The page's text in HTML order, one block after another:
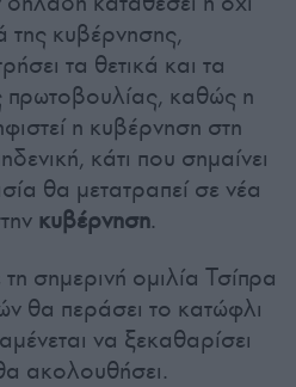
κυβέρνησης,
τα θετικά και τα
πρωτοβουλίας, καθώς η
η κυβέρνηση στη
κάτι που σημαίνει
θα μετατραπεί σε νέα
κυβέρνηση.
σημερινή ομιλία Τσίπρα
θα περάσει το κατώφλι
να ξεκαθαρίσει
ακολουθήσει.